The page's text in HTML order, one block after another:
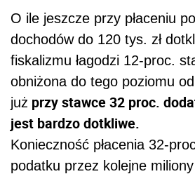
O ile jeszcze przy płaceniu
dochodów do 120 tys. zł
fiskalizmu łagodzi 12-proc.
obniżona do tego poziomu
już przy stawce 32 proc.
jest bardzo dotkliwe.
Konieczność płacenia 32-
podatku przez kolejne